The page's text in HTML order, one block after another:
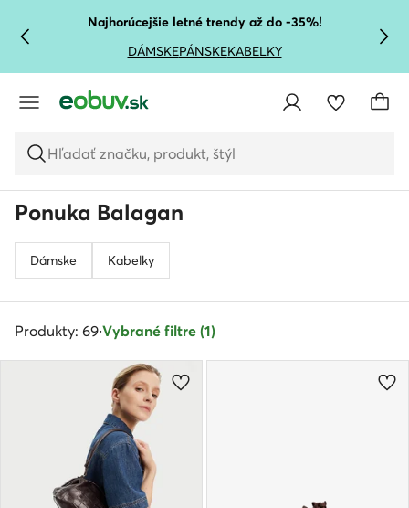
PREJSŤ NA HLAVNÝ OBSAH
PREJSŤ NA VYHĽADÁVANIE
Najhorúcejšie letné trendy až do -35%!
DÁMSKEPÁNSKEKABELKY
Hľadať značku, produkt, štýl
Ponuka Balagan
Dámske Kabelky
Produkty: 69·Vybrané filtre (1)